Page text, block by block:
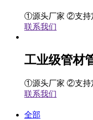
①源头厂家 ②支持
联系我们
工业级管材
①源头厂家 ②支持
联系我们
全部